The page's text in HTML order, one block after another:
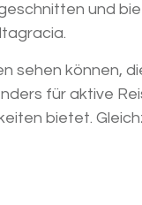
und
sehen können,
für aktive
bietet.